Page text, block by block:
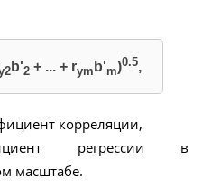
b'2 + ... + rym b'm)0.5,
корреляции,
регрессии в
масштабе.